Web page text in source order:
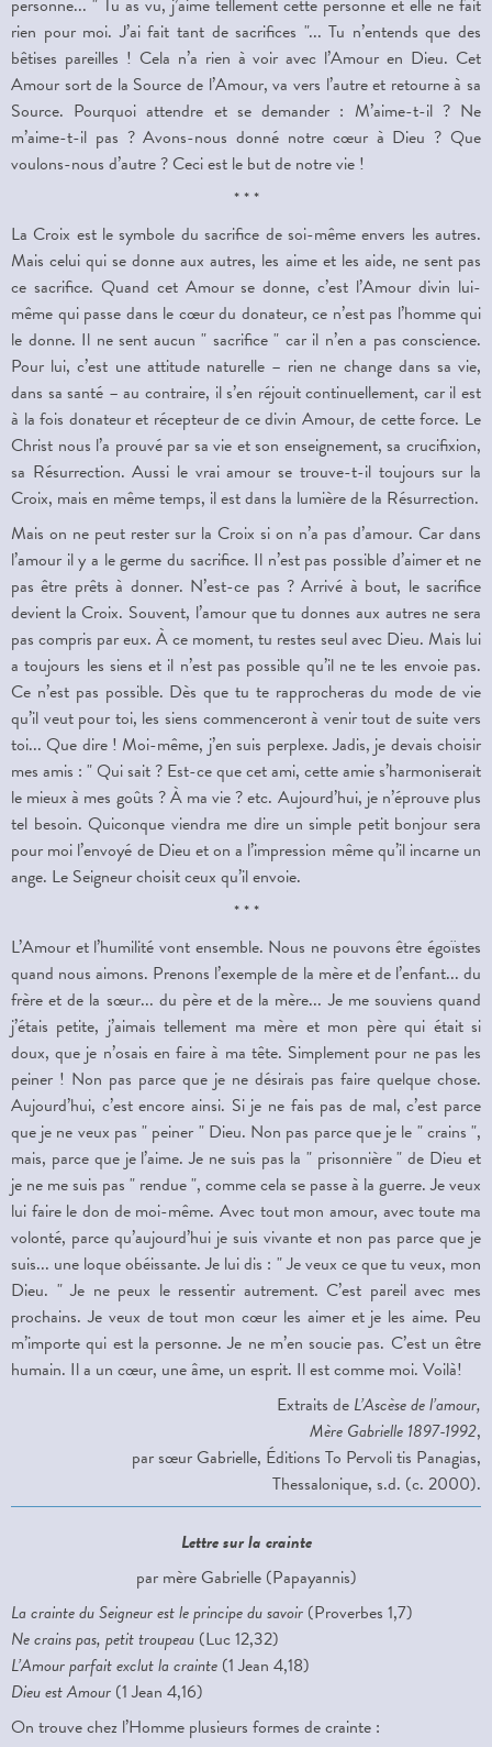
rien pour moi. J’ai fait tant de sacrifices "... Tu n’entends que des
bêtises pareilles ! Cela n’a rien à voir avec l’Amour en Dieu. Cet
Amour sort de la Source de l’Amour, va vers l’autre et retourne à sa
Source. Pourquoi attendre et se demander : M’aime-t-il ? Ne
m’aime-t-il pas ? Avons-nous donné notre cœur à Dieu ? Que
voulons-nous d’autre ? Ceci est le but de notre vie !
* * *
La Croix est le symbole du sacrifice de soi-même envers les autres.
Mais celui qui se donne aux autres, les aime et les aide, ne sent pas
ce sacrifice. Quand cet Amour se donne, c’est l’Amour divin lui-
même qui passe dans le cœur du donateur, ce n’est pas l’homme qui
le donne. Il ne sent aucun " sacrifice " car il n’en a pas conscience.
Pour lui, c’est une attitude naturelle – rien ne change dans sa vie,
dans sa santé – au contraire, il s’en réjouit continuellement, car il est
à la fois donateur et récepteur de ce divin Amour, de cette force. Le
Christ nous l’a prouvé par sa vie et son enseignement, sa crucifixion,
sa Résurrection. Aussi le vrai amour se trouve-t-il toujours sur la
Croix, mais en même temps, il est dans la lumière de la Résurrection.
Mais on ne peut rester sur la Croix si on n’a pas d’amour. Car dans
l’amour il y a le germe du sacrifice. Il n’est pas possible d’aimer et ne
pas être prêts à donner. N’est-ce pas ? Arrivé à bout, le sacrifice
devient la Croix. Souvent, l’amour que tu donnes aux autres ne sera
pas compris par eux. À ce moment, tu restes seul avec Dieu. Mais lui
a toujours les siens et il n’est pas possible qu’il ne te les envoie pas.
Ce n’est pas possible. Dès que tu te rapprocheras du mode de vie
qu’il veut pour toi, les siens commenceront à venir tout de suite vers
toi... Que dire ! Moi-même, j’en suis perplexe. Jadis, je devais choisir
mes amis : " Qui sait ? Est-ce que cet ami, cette amie s’harmoniserait
le mieux à mes goûts ? À ma vie ? etc. Aujourd’hui, je n’éprouve plus
tel besoin. Quiconque viendra me dire un simple petit bonjour sera
pour moi l’envoyé de Dieu et on a l’impression même qu’il incarne un
ange. Le Seigneur choisit ceux qu’il envoie.
* * *
L’Amour et l’humilité vont ensemble. Nous ne pouvons être égoïstes
quand nous aimons. Prenons l’exemple de la mère et de l’enfant... du
frère et de la sœur... du père et de la mère... Je me souviens quand
j’étais petite, j’aimais tellement ma mère et mon père qui était si
doux, que je n’osais en faire à ma tête. Simplement pour ne pas les
peiner ! Non pas parce que je ne désirais pas faire quelque chose.
Aujourd’hui, c’est encore ainsi. Si je ne fais pas de mal, c’est parce
que je ne veux pas " peiner " Dieu. Non pas parce que je le " crains ",
mais, parce que je l’aime. Je ne suis pas la " prisonnière " de Dieu et
je ne me suis pas " rendue ", comme cela se passe à la guerre. Je veux
lui faire le don de moi-même. Avec tout mon amour, avec toute ma
volonté, parce qu’aujourd’hui je suis vivante et non pas parce que je
suis... une loque obéissante. Je lui dis : " Je veux ce que tu veux, mon
Dieu. " Je ne peux le ressentir autrement. C’est pareil avec mes
prochains. Je veux de tout mon cœur les aimer et je les aime. Peu
m’importe qui est la personne. Je ne m’en soucie pas. C’est un être
humain. Il a un cœur, une âme, un esprit. Il est comme moi. Voilà!
Extraits de L’Ascèse de l’amour,
Mère Gabrielle 1897-1992,
par sœur Gabrielle, Éditions To Pervoli tis Panagias,
Thessalonique, s.d. (c. 2000).
Lettre sur la crainte
par mère Gabrielle (Papayannis)
La crainte du Seigneur est le principe du savoir (Proverbes 1,7)
Ne crains pas, petit troupeau (Luc 12,32)
L’Amour parfait exclut la crainte (1 Jean 4,18)
Dieu est Amour (1 Jean 4,16)
On trouve chez l’Homme plusieurs formes de crainte :